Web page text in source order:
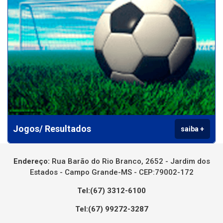
Jogos/ Resultados saiba +
Endereço: Rua Barão do Rio Branco, 2652 - Jardim dos
Estados - Campo Grande-MS - CEP:79002-172
Tel:(67) 3312-6100
Tel:(67) 99272-3287